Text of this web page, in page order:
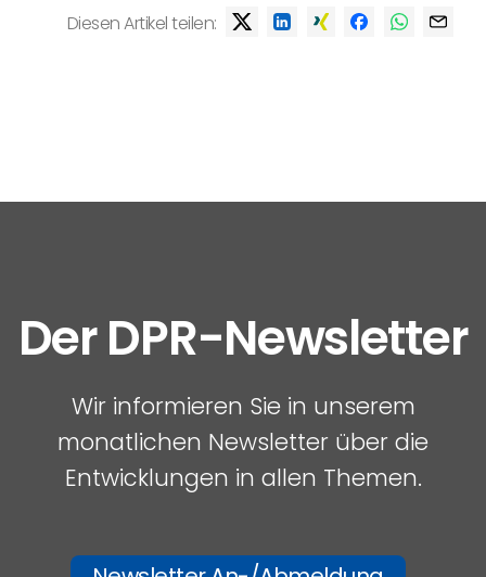
Diesen Artikel teilen:
Der DPR-Newsletter
Wir informieren Sie in unserem
monatlichen Newsletter über die
Entwicklungen in allen Themen.